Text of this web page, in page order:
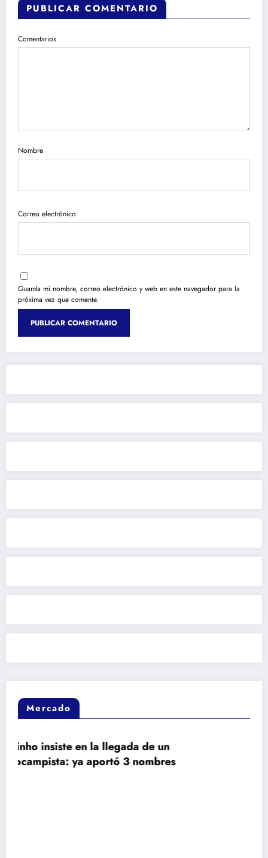
PUBLICAR COMENTARIO
Comentarios
Nombre
Correo electrónico
Guarda mi nombre, correo electrónico y web en este navegador para la
próxima vez que comente.
Mercado
de un